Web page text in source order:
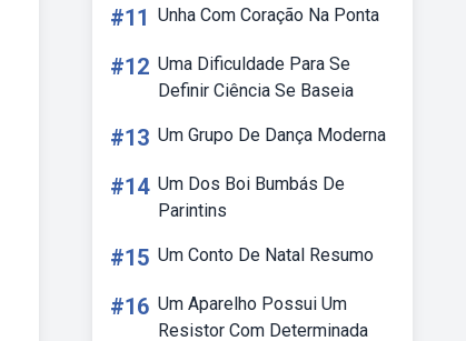
#11 Unha Com Coração Na Ponta
#12 Uma Dificuldade Para Se
Definir Ciência Se Baseia
#13 Um Grupo De Dança Moderna
#14 Um Dos Boi Bumbás De
Parintins
#15 Um Conto De Natal Resumo
#16 Um Aparelho Possui Um
Resistor Com Determinada